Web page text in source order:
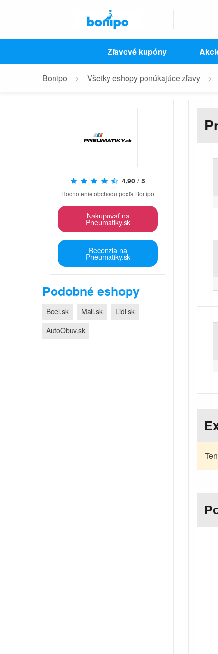
Zľavové kupóny
Bonipo Všetky eshopy ponúkajúce zľavy
4,90 / 5
Hodnotenie obchodu podľa Bonipo
Nakupovať na
Pneumatiky.sk
Recenzia na
Pneumatiky.sk
Podobné eshopy
Boel.sk Mall.sk
Lidl.sk
AutoObuv.sk